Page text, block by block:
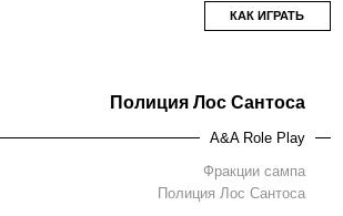
КАК ИГРАТЬ
Полиция Лос Сантоса
A&A Role Play
Фракции сампа
Полиция Лос Сантоса